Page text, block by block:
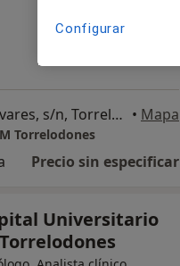
Avenida Castillo de Olivares, s/n, Torrelodones • Mapa
Torrelodones
Precio sin especificar
Universitario
Configurar